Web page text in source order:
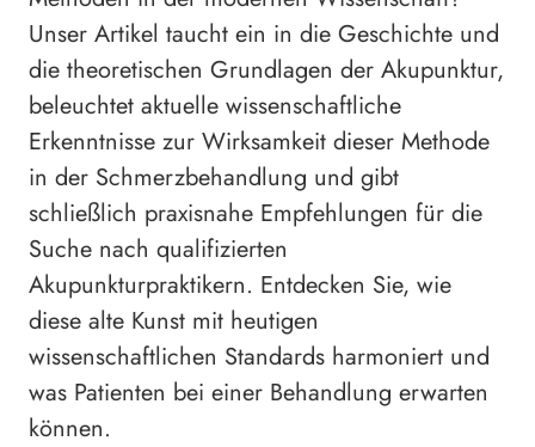
Unser Artikel taucht ein in die Geschichte und
die theoretischen Grundlagen der Akupunktur,
beleuchtet aktuelle wissenschaftliche
Erkenntnisse zur Wirksamkeit dieser Methode
in der Schmerzbehandlung und gibt
schließlich praxisnahe Empfehlungen für die
Suche nach qualifizierten
Akupunkturpraktikern. Entdecken Sie, wie
diese alte Kunst mit heutigen
wissenschaftlichen Standards harmoniert und
was Patienten bei einer Behandlung erwarten
können.